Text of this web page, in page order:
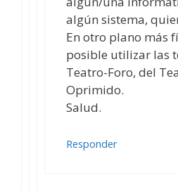
algún sistema,
En otro plano más
posible utilizar las
Teatro-Foro, del
Oprimido.
Salud.
Responder